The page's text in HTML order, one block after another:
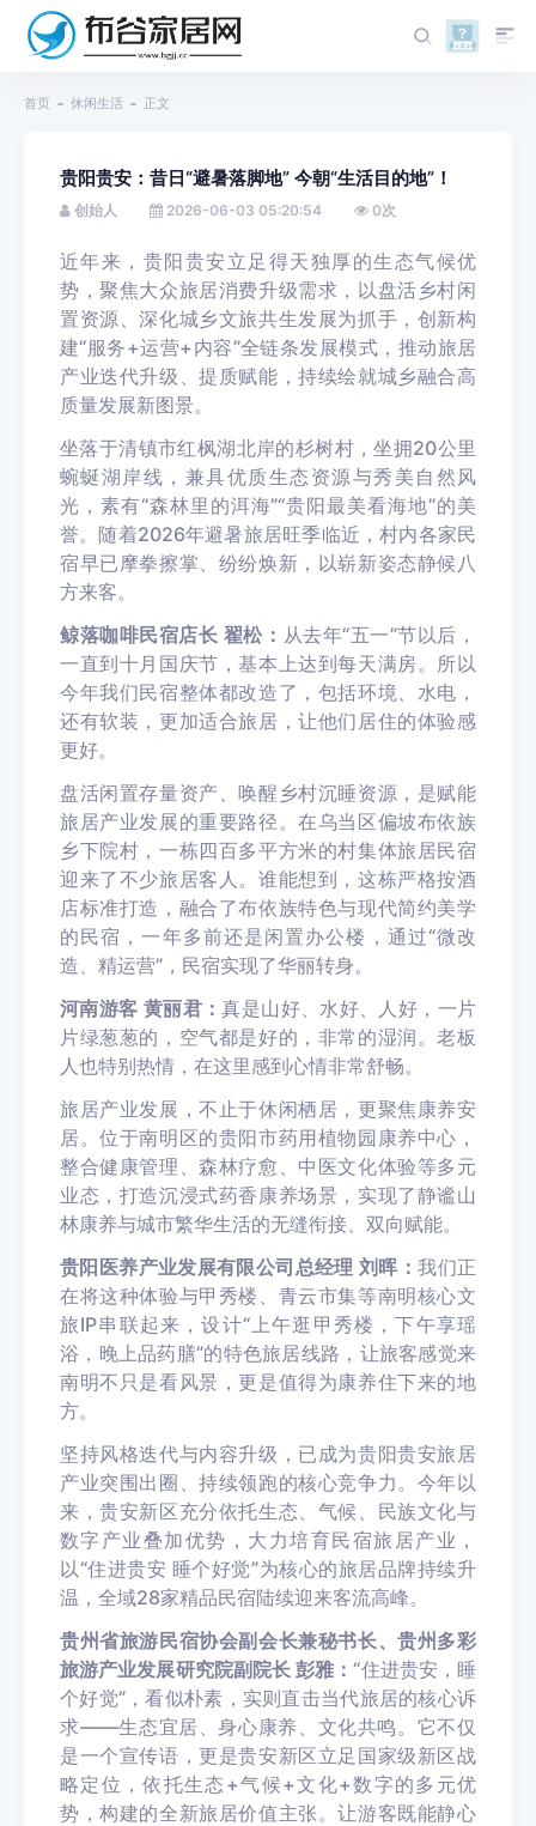
首页 休闲生活 正文
贵阳贵安：昔日“避暑落脚地” 今朝“生活目的地”！
创始人 2026-06-03 05:20:54 0次
近年来，贵阳贵安立足得天独厚的生态气候优
势，聚焦大众旅居消费升级需求，以盘活乡村闲
置资源、深化城乡文旅共生发展为抓手，创新构
建“服务+运营+内容”全链条发展模式，推动旅居
产业迭代升级、提质赋能，持续绘就城乡融合高
质量发展新图景。
坐落于清镇市红枫湖北岸的杉树村，坐拥20公里
蜿蜒湖岸线，兼具优质生态资源与秀美自然风
光，素有“森林里的洱海”“贵阳最美看海地”的美
誉。随着2026年避暑旅居旺季临近，村内各家民
宿早已摩拳擦掌、纷纷焕新，以崭新姿态静候八
方来客。
鲸落咖啡民宿店长 翟松： 从去年“五一”节以后，
一直到十月国庆节，基本上达到每天满房。所以
今年我们民宿整体都改造了，包括环境、水电，
还有软装，更加适合旅居，让他们居住的体验感
更好。
盘活闲置存量资产、唤醒乡村沉睡资源，是赋能
旅居产业发展的重要路径。在乌当区偏坡布依族
乡下院村，一栋四百多平方米的村集体旅居民宿
迎来了不少旅居客人。谁能想到，这栋严格按酒
店标准打造，融合了布依族特色与现代简约美学
的民宿，一年多前还是闲置办公楼，通过“微改
造、精运营”，民宿实现了华丽转身。
河南游客 黄丽君：真是山好、水好、人好，一片
片绿葱葱的，空气都是好的，非常的湿润。老板
人也特别热情，在这里感到心情非常舒畅。
旅居产业发展，不止于休闲栖居，更聚焦康养安
居。位于南明区的贵阳市药用植物园康养中心，
整合健康管理、森林疗愈、中医文化体验等多元
业态，打造沉浸式药香康养场景，实现了静谧山
林康养与城市繁华生活的无缝衔接、双向赋能。
贵阳医养产业发展有限公司总经理 刘晖：我们正
在将这种体验与甲秀楼、青云市集等南明核心文
旅IP串联起来，设计“上午逛甲秀楼，下午享瑶
浴，晚上品药膳”的特色旅居线路，让旅客感觉来
南明不只是看风景，更是值得为康养住下来的地
方。
坚持风格迭代与内容升级，已成为贵阳贵安旅居
产业突围出圈、持续领跑的核心竞争力。今年以
来，贵安新区充分依托生态、气候、民族文化与
数字产业叠加优势，大力培育民宿旅居产业，
以“住进贵安 睡个好觉”为核心的旅居品牌持续升
温，全域28家精品民宿陆续迎来客流高峰。
贵州省旅游民宿协会副会长兼秘书长、贵州多彩
旅游产业发展研究院副院长 彭雅：“住进贵安，睡
个好觉”，看似朴素，实则直击当代旅居的核心诉
求——生态宜居、身心康养、文化共鸣。它不仅
是一个宣传语，更是贵安新区立足国家级新区战
略定位，依托生态+气候+文化+数字的多元优
势，构建的全新旅居价值主张。让游客既能静心